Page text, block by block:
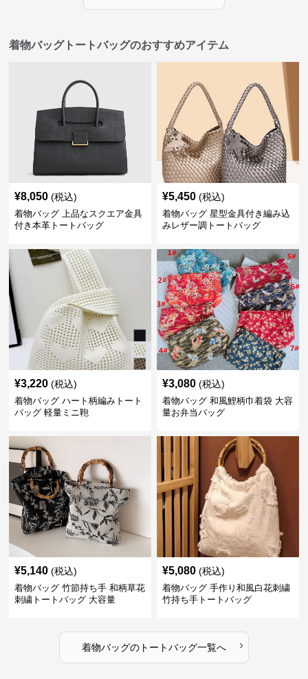
着物バッグトートバッグのおすすめアイテム
¥8,050 (税込)
着物バッグ 上品なスクエア金具
付き本革トートバッグ
¥5,450 (税込)
着物バッグ 星型金具付き編み込
みレザー調トートバッグ
¥3,220 (税込)
着物バッグ ハート柄編みトート
バッグ 軽量ミニ鞄
¥3,080 (税込)
着物バッグ 和風鯉柄巾着袋 大容
量お弁当バッグ
¥5,140 (税込)
着物バッグ 竹節持ち手 和柄草花
刺繍トートバッグ 大容量
¥5,080 (税込)
着物バッグ 手作り和風白花刺繍
竹持ち手トートバッグ
着物バッグのトートバッグ一覧へ ›